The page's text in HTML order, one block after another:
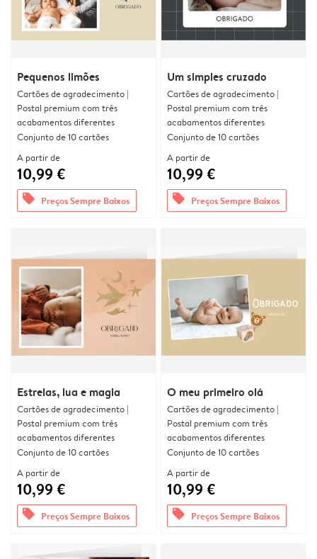
Pequenos limões
Cartões de agradecimento |
Postal premium com três
acabamentos diferentes
Conjunto de 10 cartões
A partir de
10,99 €
offers Preços Sempre Baixos
Um simples cruzado
Cartões de agradecimento |
Postal premium com três
acabamentos diferentes
Conjunto de 10 cartões
A partir de
10,99 €
offers Preços Sempre Baixos
Estrelas, lua e magia
Cartões de agradecimento |
Postal premium com três
acabamentos diferentes
Conjunto de 10 cartões
A partir de
10,99 €
offers Preços Sempre Baixos
O meu primeiro olá
Cartões de agradecimento |
Postal premium com três
acabamentos diferentes
Conjunto de 10 cartões
A partir de
10,99 €
offers Preços Sempre Baixos